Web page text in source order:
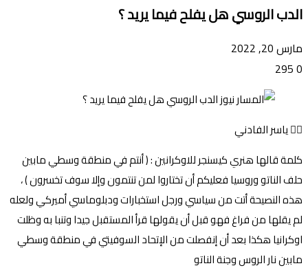
الدب الروسي هل يفلح فيما يريد ؟
مارس 20, 2022
0
✍🏻 ياسر الفادني
كلمة قالها هنري كيسنجر للاوكرانين : ( أنتم في منطقة وسطي مابين
حلف الناتو وروسيا فعليكم أن تختاروا لمن تنتمون وإلا سوف تخسرون ) ،
هذه النصيحة أتت من سياسي ورجل استخبارات ودبلوماسي أميركي ولعله
لم يقلها من فراغ فهو قبل أن يقولها قرأ المستقبل جيدا وتنبا به وظلت
اوكرانيا هكذا بعد أن إنفصلت من الإتحاد السوفيتي في منطقة وسطي
مابين نار الروس وجنة الناتو